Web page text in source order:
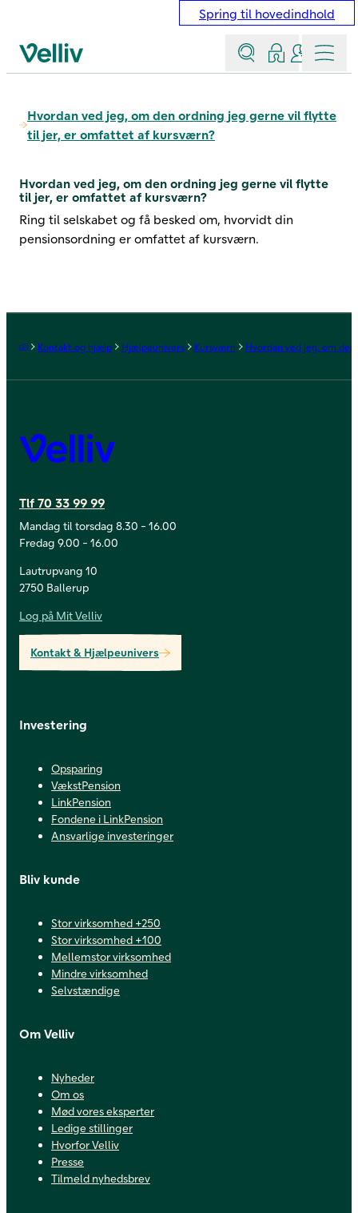
Spring til hovedindhold
Velliv startside
Søg Log indKontakt
Menu
Hvordan ved jeg, om den ordning jeg gerne vil flytte
til jer, er omfattet af kursværn?
Hvordan ved jeg, om den ordning jeg gerne vil flytte
til jer, er omfattet af kursværn?
Ring til selskabet og få besked om, hvorvidt din
pensionsordning er omfattet af kursværn.
Forside
Kontakt og hjælp Hjælpeunivers Kursværn Hvordan ved jeg, om
Velliv
Tlf 70 33 99 99
Mandag til torsdag 8.30 - 16.00
Fredag 9.00 - 16.00
Lautrupvang 10
2750 Ballerup
Log på Mit Velliv
Kontakt & Hjælpeunivers
Investering
Opsparing
VækstPension
LinkPension
Fondene i LinkPension
Ansvarlige investeringer
Bliv kunde
Stor virksomhed +250
Stor virksomhed +100
Mellemstor virksomhed
Mindre virksomhed
Selvstændige
Om Velliv
Nyheder
Om os
Mød vores eksperter
Ledige stillinger
Hvorfor Velliv
Presse
Tilmeld nyhedsbrev